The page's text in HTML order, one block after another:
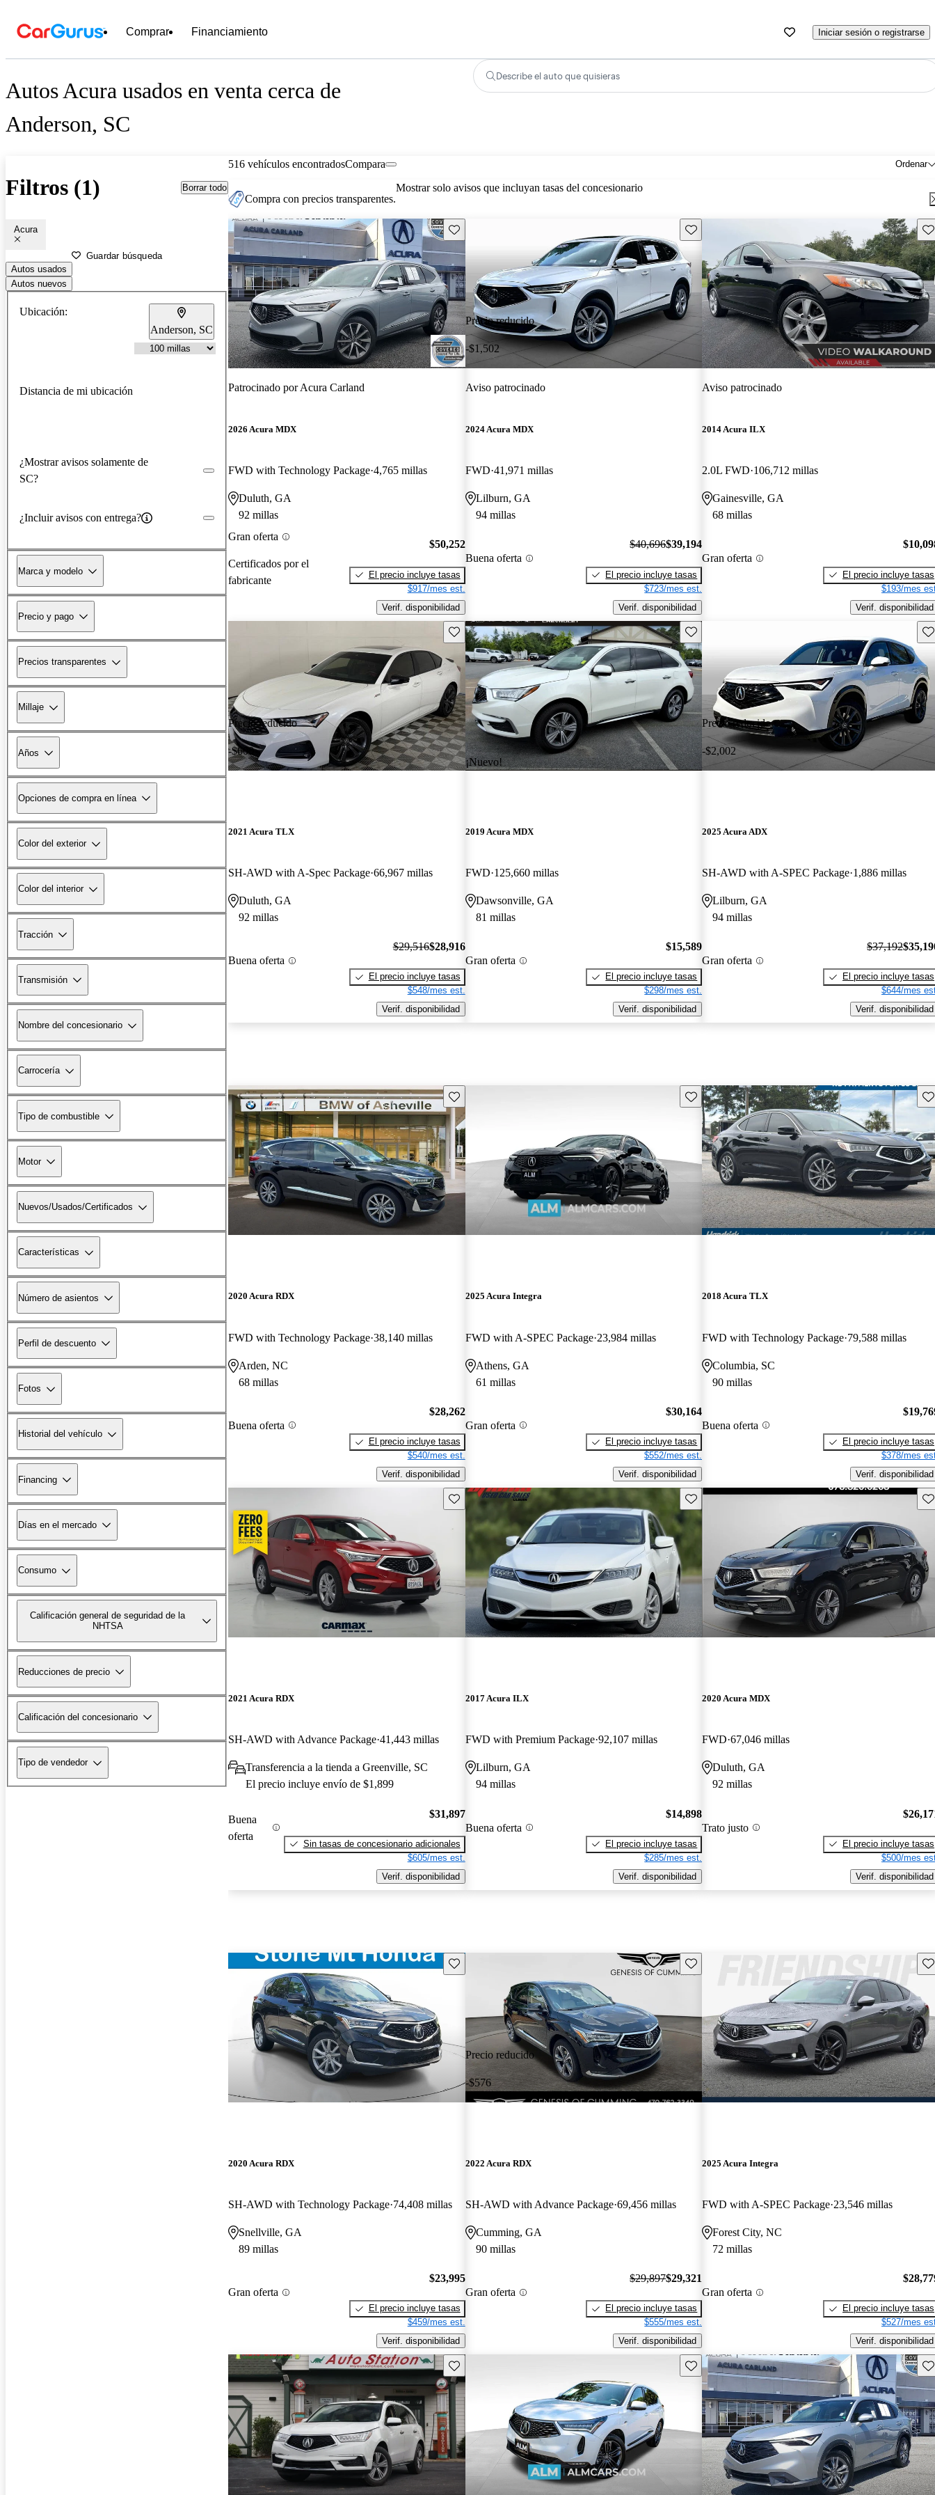
Comprar Financiamiento Iniciar sesión o registrarse
Autos Acura usados en venta cerca de
Anderson, SC
Describe el auto que quisieras
Filtros (1) Borrar todo
Acura
Guardar búsqueda
Autos usados
Autos nuevos
Ubicación:
Anderson, SC
Distancia de mi ubicación
¿Mostrar avisos solamente de
SC?
¿Incluir avisos con entrega?
Marca y modelo
Precio y pago
Precios transparentes
Millaje
Años
Opciones de compra en línea
Color del exterior
Color del interior
Tracción
Transmisión
Nombre del concesionario
Carrocería
Tipo de combustible
Motor
Nuevos/Usados/Certificados
Características
Número de asientos
Perfil de descuento
Fotos
Historial del vehículo
Financing
Días en el mercado
Consumo
Calificación general de seguridad de la
NHTSA
Reducciones de precio
Calificación del concesionario
Tipo de vendedor
516 vehículos encontrados Ordenar
Compara
Compra con precios transparentes.
Mostrar solo avisos que incluyan tasas del concesionario
Guarda este Aviso
Patrocinado porAcura Carland
2026 Acura MDX
FWD with Technology Package 4,765 millas
Duluth, GA
92 millas
Gran oferta
Certificados por el
fabricante
$50,252
El precio incluye tasas
$917/mes est.
Verif. disponibilidad
Precio reducido
-$1,502
Guarda este Aviso
Aviso patrocinado
2024 Acura MDX
FWD 41,971 millas
Lilburn, GA
94 millas
Buena oferta
$40,696$39,194
El precio incluye tasas
$723/mes est.
Verif. disponibilidad
Aviso patrocinado
2014 Acura ILX
2.0L FWD 106,712 millas
Gainesville, GA
68 millas
Gran oferta
El precio incluye tasas
$193/mes
Verif. disponibilidad
Precio reducido
-$600
Guarda este Aviso
2021 Acura TLX
SH-AWD with A-Spec Package 66,967 millas
Duluth, GA
92 millas
Buena oferta
$29,516$28,916
El precio incluye tasas
$548/mes est.
Verif. disponibilidad
¡Nuevo!
Guarda este Aviso
2019 Acura MDX
FWD 125,660 millas
Dawsonville, GA
81 millas
Gran oferta
$15,589
El precio incluye tasas
$298/mes est.
Verif. disponibilidad
Precio reducido
-$2,002
2025 Acura ADX
SH-AWD with A-SPEC Package 1,886 millas
Lilburn, GA
94 millas
Gran oferta
$37,192
El precio incluye tasas
$644/mes
Verif. disponibilidad
Guarda este Aviso
2020 Acura RDX
FWD with Technology Package 38,140 millas
Arden, NC
68 millas
Buena oferta
$28,262
El precio incluye tasas
$540/mes est.
Verif. disponibilidad
Guarda este Aviso
2025 Acura Integra
FWD with A-SPEC Package 23,984 millas
Athens, GA
61 millas
Gran oferta
$30,164
El precio incluye tasas
$552/mes est.
Verif. disponibilidad
2018 Acura TLX
FWD with Technology Package 79,588 millas
Columbia, SC
90 millas
Buena oferta
El precio incluye tasas
$378/mes
Verif. disponibilidad
Guarda este Aviso
2021 Acura RDX
SH-AWD with Advance Package 41,443 millas
Transferencia a la tienda a Greenville, SC
El precio incluye envío de $1,899
Buena
oferta
$31,897
Sin tasas de concesionario adicionales
$605/mes est.
Verif. disponibilidad
Guarda este Aviso
2017 Acura ILX
FWD with Premium Package 92,107 millas
Lilburn, GA
94 millas
Buena oferta
$14,898
El precio incluye tasas
$285/mes est.
Verif. disponibilidad
2020 Acura MDX
FWD 67,046 millas
Duluth, GA
92 millas
Trato justo
El precio incluye tasas
$500/mes
Verif. disponibilidad
Guarda este Aviso
2020 Acura RDX
SH-AWD with Technology Package 74,408 millas
Snellville, GA
89 millas
Gran oferta
$23,995
El precio incluye tasas
$459/mes est.
Verif. disponibilidad
Precio reducido
-$576
Guarda este Aviso
2022 Acura RDX
SH-AWD with Advance Package 69,456 millas
Cumming, GA
90 millas
Gran oferta
$29,897$29,321
El precio incluye tasas
$555/mes est.
Verif. disponibilidad
2025 Acura Integra
FWD with A-SPEC Package 23,546 millas
Forest City, NC
72 millas
Gran oferta
El precio incluye tasas
$527/mes
Verif. disponibilidad
Guarda este Aviso Guarda este Aviso